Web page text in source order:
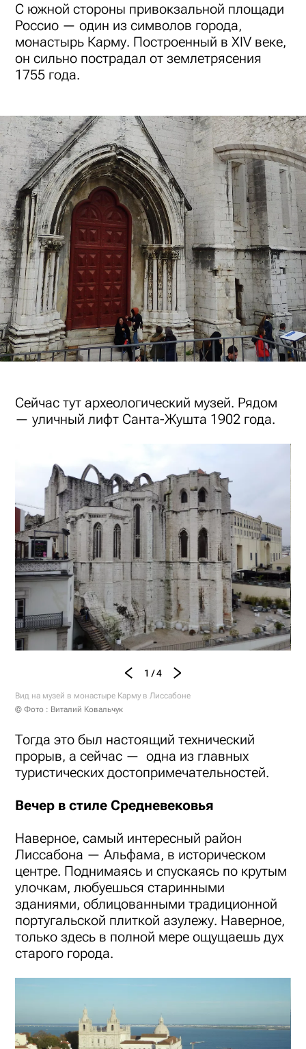
С южной стороны привокзальной площади
Россио — один из символов города,
монастырь Карму. Построенный в XIV веке,
он сильно пострадал от землетрясения
1755 года.
Сейчас тут археологический музей. Рядом
— уличный лифт Санта-Жушта 1902 года.
1 / 4
Вид на музей в монастыре Карму в Лиссабоне
© Фото : Виталий Ковальчук
Тогда это был настоящий технический
прорыв, а сейчас — одна из главных
туристических достопримечательностей.
Вечер в стиле Средневековья
Наверное, самый интересный район
Лиссабона — Альфама, в историческом
центре. Поднимаясь и спускаясь по крутым
улочкам, любуешься старинными
зданиями, облицованными традиционной
португальской плиткой азулежу. Наверное,
только здесь в полной мере ощущаешь дух
старого города.